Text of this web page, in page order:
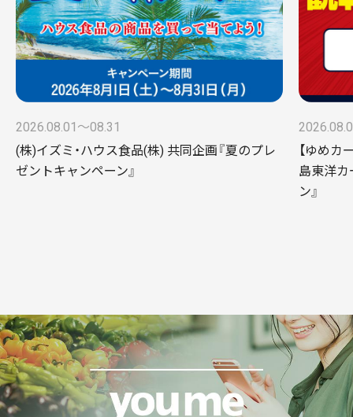
2026.08.01〜08.31
(株)イズミ・ハウス食品(株) 共同企画『夏のプレ
ゼントキャンペーン』
【ゆめカ
島東洋カ
ン』